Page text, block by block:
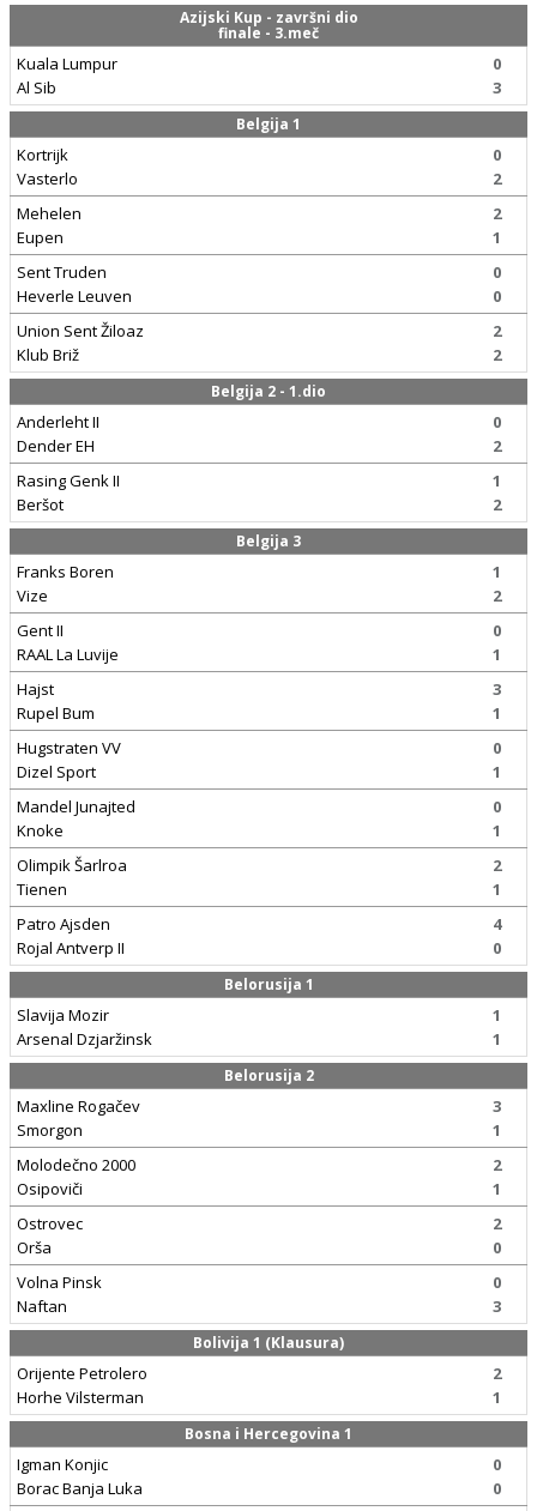
Azijski Kup - završni dio
finale - 3.meč
Kuala Lumpur
Al Sib
0
3
Belgija 1
Kortrijk
Vasterlo
0
2
Mehelen
Eupen
2
1
Sent Truden
Heverle Leuven
0
0
Union Sent Žiloaz
Klub Briž
2
2
Belgija 2 - 1.dio
Anderleht II
Dender EH
0
2
Rasing Genk II
Beršot
1
2
Belgija 3
Franks Boren
Vize
1
2
Gent II
RAAL La Luvije
0
1
Hajst
Rupel Bum
3
1
Hugstraten VV
Dizel Sport
0
1
Mandel Junajted
Knoke
0
1
Olimpik Šarlroa
Tienen
2
1
Patro Ajsden
Rojal Antverp II
4
0
Belorusija 1
Slavija Mozir
Arsenal Dzjaržinsk
1
1
Belorusija 2
Maxline Rogačev
Smorgon
3
1
Molodečno 2000
Osipoviči
2
1
Ostrovec
Orša
2
0
Volna Pinsk
Naftan
0
3
Bolivija 1 (Klausura)
Orijente Petrolero
Horhe Vilsterman
2
1
Bosna i Hercegovina 1
Igman Konjic
Borac Banja Luka
0
0